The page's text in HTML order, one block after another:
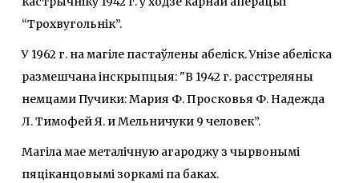
“Трохвугольнік”.
У 1962 г. на магіле пастаўлены абеліск. Унізе абеліска
размешчана інскрыпцыя: "В 1942 г. расстреляны
немцами Пучики: Мария Ф. Просковья Ф. Надежда
Л. Тимофей Я. и Мельничуки 9 человек”.
Магіла мае металічную агароджу з чырвонымі
пяціканцовымі зоркамі па баках.